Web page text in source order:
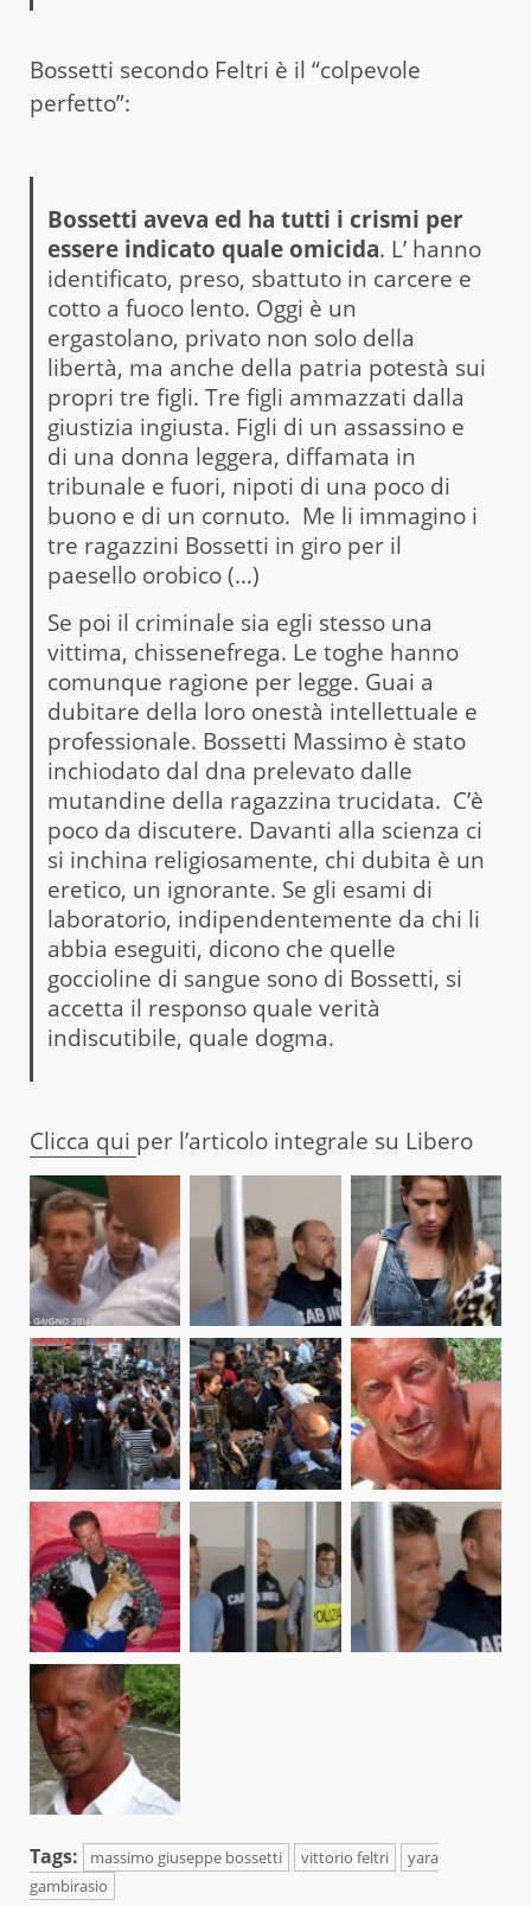
Bossetti secondo Feltri è il “colpevole
perfetto”:
Bossetti aveva ed ha tutti i crismi per
essere indicato quale omicida. L’ hanno
identificato, preso, sbattuto in carcere e
cotto a fuoco lento. Oggi è un
ergastolano, privato non solo della
libertà, ma anche della patria potestà sui
propri tre figli. Tre figli ammazzati dalla
giustizia ingiusta. Figli di un assassino e
di una donna leggera, diffamata in
tribunale e fuori, nipoti di una poco di
buono e di un cornuto. Me li immagino i
tre ragazzini Bossetti in giro per il
paesello orobico (…)
Se poi il criminale sia egli stesso una
vittima, chissenefrega. Le toghe hanno
comunque ragione per legge. Guai a
dubitare della loro onestà intellettuale e
professionale. Bossetti Massimo è stato
inchiodato dal dna prelevato dalle
mutandine della ragazzina trucidata. C’è
poco da discutere. Davanti alla scienza ci
si inchina religiosamente, chi dubita è un
eretico, un ignorante. Se gli esami di
laboratorio, indipendentemente da chi li
abbia eseguiti, dicono che quelle
goccioline di sangue sono di Bossetti, si
accetta il responso quale verità
indiscutibile, quale dogma.
Clicca qui per l’articolo integrale su Libero
Tags: massimo giuseppe bossetti vittorio feltri
yara
gambirasio